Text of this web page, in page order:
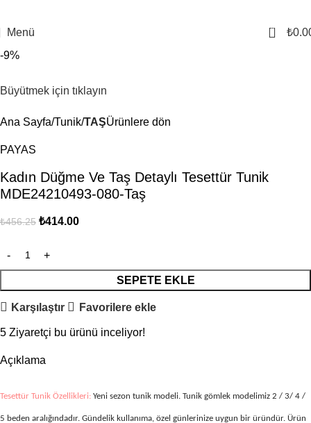
Menü 0 ₺
-9%
Büyütmek için tıklayın
Ana Sayfa Tunik TAŞÜrünlere dön
PAYAS
Kadın Düğme Ve Taş Detaylı Tesettür Tunik
MDE24210493-080-Taş
₺456.25 ₺414.00
SEPETE EKLE
Karşılaştır Favorilere ekle
5 Ziyaretçi bu ürünü inceliyor!
Açıklama
Tesettür Tunik Özellikleri: Yeni sezon tunik modeli. Tunik gömlek modelimiz 2 / 3/ 4 /
5 beden aralığındadır. Gündelik kullanıma, özel günlerinize uygun bir üründür. Ürün